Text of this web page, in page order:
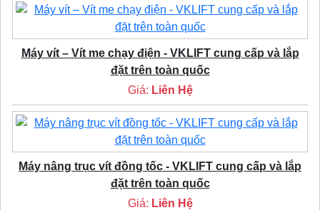
Máy vít – Vít me chạy điện - VKLIFT cung cấp và lắp
đặt trên toàn quốc
Giá: Liên Hệ
Máy nâng trục vít đồng tốc - VKLIFT cung cấp và lắp
đặt trên toàn quốc
Giá: Liên Hệ